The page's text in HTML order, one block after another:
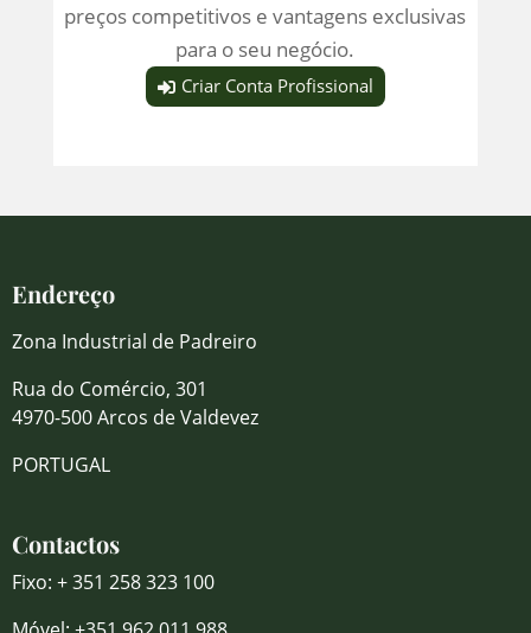
preços competitivos e vantagens exclusivas
para o seu negócio.
Criar Conta Profissional
Endereço
Zona Industrial de Padreiro
Rua do Comércio, 301
4970-500 Arcos de Valdevez
PORTUGAL
Contactos
Fixo: + 351 258 323 100